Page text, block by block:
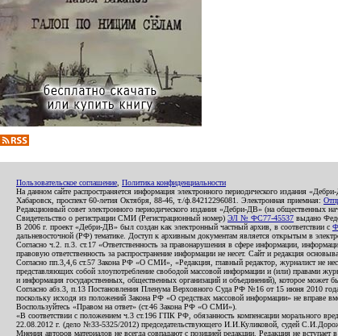
Пользовательское соглашение Политика конфиденциальности
На данном сайте распространяется информация электронного периодического издания
Хабаровск, проспект 60-летия Октября, 88-46, т./ф.84212296081. Электронная приемная:
Редакционный совет электронного периодического издания «Дебри-ДВ» (на
Свидетельство о регистрации СМИ (Регистрационный номер) ЭЛ № ФС77-45537 выдано
В 2006 г. проект «Дебри-ДВ» был создан как электронный частный архив, в соответствии с
дальневосточной (РФ) тематике. Доступ к архивным документам является открытым в
Согласно ч.2. п.3. ст.17 «Ответственность за правонарушения в сфере информации,
правовую ответственность за распространение информации не несет. Сайт и редакция
Согласно пп.3,4,6 ст.57 Закона РФ «О СМИ», «Редакция, главный редактор, журналист не
представляющих собой злоупотребление свободой массовой информации и (или) правами
и информация государственных, общественных организаций и объединений), которое может
Согласно абз.3, п.13 Постановления Пленума Верховного Суда РФ №16 от 15 июня 2010
поскольку исходя из положений Закона РФ «О средствах массовой информации» не вправе
Воспользуйтесь «Правом на ответ» (ст.46 Закона РФ «О СМИ»).
«В соответствии с положением ч.3 ст.196 ГПК РФ, обязанность компенсации морального
22.08.2012 г. (дело №33-5325/2012) председательствующего И.И.Куликовой, судей
Мнения авторов материалов не всегда совпадают с позицией редакции. Редакция не вступает в